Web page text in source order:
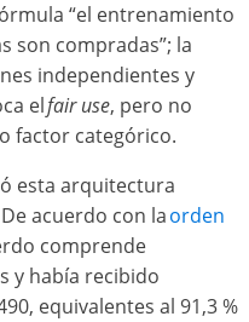
“el entrenamiento
son compradas”; la
independientes y
elfair use, pero no
factor categórico.
esta arquitectura
acuerdo con laorden
comprende
y había recibido
equivalentes al 91,3 %